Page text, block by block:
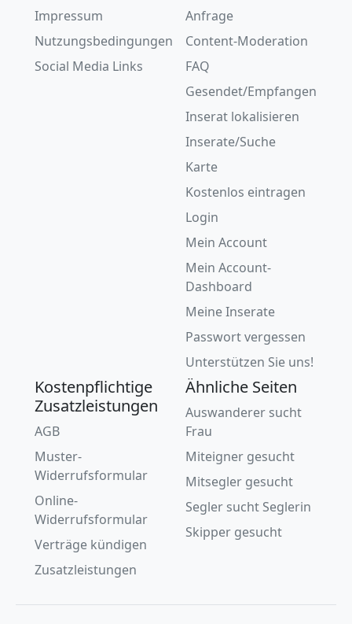
Impressum
Nutzungsbedingungen
Social Media Links
Anfrage
Content-Moderation
FAQ
Gesendet/Empfangen
Inserat lokalisieren
Inserate/Suche
Karte
Kostenlos eintragen
Login
Mein Account
Mein Account-
Dashboard
Meine Inserate
Passwort vergessen
Unterstützen Sie uns!
Kostenpflichtige
Zusatzleistungen
AGB
Muster-
Widerrufsformular
Online-
Widerrufsformular
Verträge kündigen
Zusatzleistungen
Ähnliche Seiten
Auswanderer sucht
Frau
Miteigner gesucht
Mitsegler gesucht
Segler sucht Seglerin
Skipper gesucht